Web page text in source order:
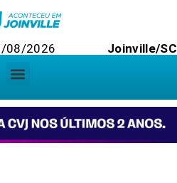
08/2026 Joinville/SC